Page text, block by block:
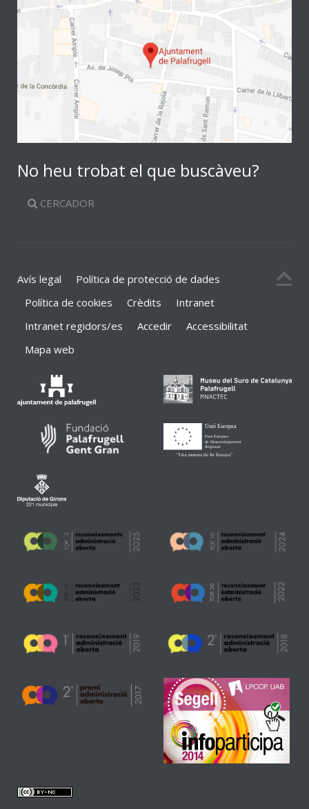
No heu trobat el que buscàveu?
CERCADOR
Avís legal
Política de protecció de dades
Política de cookies
Crèdits
Intranet
Intranet regidors/es
Accedir
Accessibilitat
Mapa web